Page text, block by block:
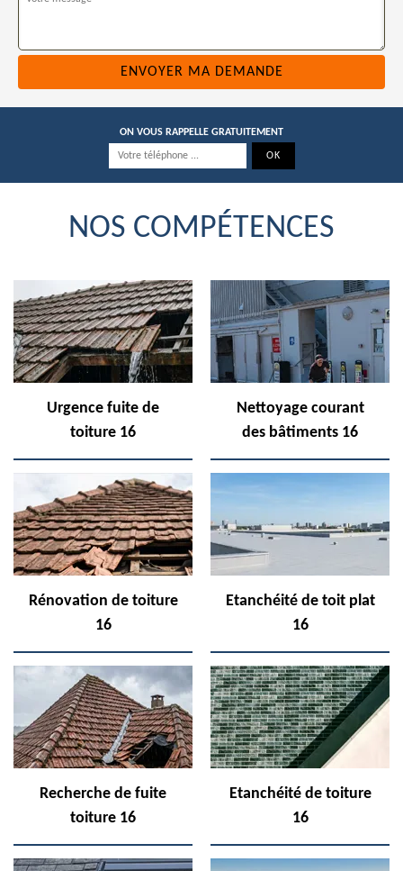
ON VOUS RAPPELLE GRATUITEMENT
NOS COMPÉTENCES
Urgence fuite de
toiture 16
Nettoyage courant
des bâtiments 16
Rénovation de toiture
16
Etanchéité de toit plat
16
Recherche de fuite
toiture 16
Etanchéité de toiture
16